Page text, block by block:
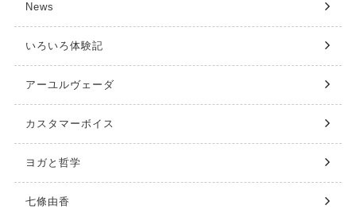
News
いろいろ体験記
アーユルヴェーダ
カスタマーボイス
ヨガと哲学
七條由香